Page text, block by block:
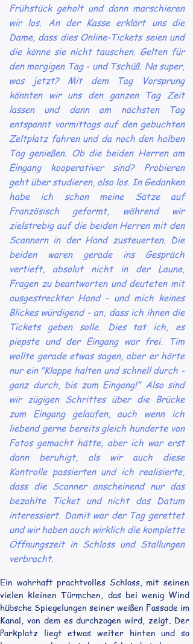
Frühstück geholt und dann marschieren
wir los. An der Kasse erklärt uns die
Dame, dass dies Online-Tickets seien und
die könne sie nicht tauschen. Gelten für
den morgigen Tag - und Tschüß. Na super,
was jetzt? Mit dem Tag Vorsprung
könnten wir uns den ganzen Tag Zeit
lassen und dann am nächsten Tag
entspannt vormittags auf den gebuchten
Zeltplatz fahren und da noch den halben
Tag genießen. Ob die beiden Herren am
Eingang kooperativer sind? Probieren
geht über studieren, also los. In Gedanken
habe ich schon meine Sätze auf
Französisch geformt, während wir
zielstrebig auf die beiden Herren mit den
Scannern in der Hand zusteuerten. Die
beiden waren gerade ins Gespräch
vertieft, absolut nicht in der Laune,
Fragen zu beantworten und deuteten mit
ausgestreckter Hand - und mich keines
Blickes würdigend - an, dass ich ihnen die
Tickets geben solle. Dies tat ich, es
piepste und der Eingang war frei. Tim
wollte gerade etwas sagen, aber er hörte
nur ein "Klappe halten und schnell durch -
ganz durch, bis zum Eingang!" Also sind
wir zügigen Schrittes über die Brücke
zum Eingang gelaufen, auch wenn ich
liebend gerne bereits gleich hunderte von
Fotos gemacht hätte, aber ich war erst
dann beruhigt, als wir auch diese
Kontrolle passierten und ich realisierte,
dass die Scanner anscheinend nur das
bezahlte Ticket und nicht das Datum
interessiert. Damit war der Tag gerettet
und wir haben auch wirklich die komplette
Öffnungszeit in Schloss und Stallungen
verbracht.
Ein wahrhaft prachtvolles Schloss, mit seinen
vielen kleinen Türmchen, das bei wenig Wind
hübsche Spiegelungen seiner weißen Fassade im
Kanal, von dem es durchzogen wird, zeigt. Der
Parkplatz liegt etwas weiter hinten und so